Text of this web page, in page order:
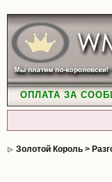
ОПЛАТА ЗА
Золотой Король>